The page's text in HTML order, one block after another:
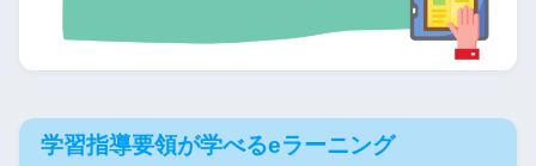
学習指導要領が学べるeラーニング